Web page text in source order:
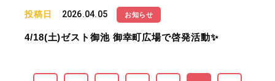
投稿日 2026.04.05 お知らせ
4/18(土)ゼスト御池 御幸町広場で啓発活動✨